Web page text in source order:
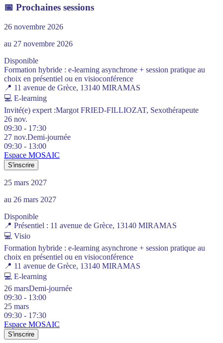
📅 Prochaines sessions
26 novembre 2026
au 27 novembre 2026
Disponible
Formation hybride : e-learning asynchrone + session pratique au
choix en présentiel ou en visioconférence
📍 11 avenue de Grèce, 13140 MIRAMAS
💻 E-learning
Invité(e) expert :Margot FRIED-FILLIOZAT, Sexothérapeute
26 nov.
09:30 - 17:30
27 nov.Demi-journée
09:30 - 13:00
Espace MOSAIC
S'inscrire
25 mars 2027
au 26 mars 2027
Disponible
📍 Présentiel : 11 avenue de Grèce, 13140 MIRAMAS
💻 Visio
Formation hybride : e-learning asynchrone + session pratique au
choix en présentiel ou en visioconférence
📍 11 avenue de Grèce, 13140 MIRAMAS
💻 E-learning
26 marsDemi-journée
09:30 - 13:00
25 mars
09:30 - 17:30
Espace MOSAIC
S'inscrire